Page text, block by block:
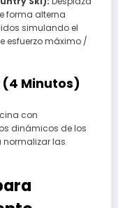
forma alterna
simulando el
esfuerzo máximo /
(4 Minutos)
con
dinámicos de los
normalizar las